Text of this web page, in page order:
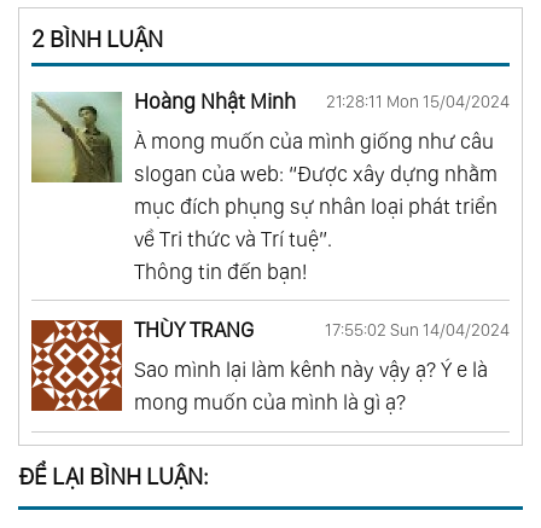
2 BÌNH LUẬN
Hoàng Nhật Minh 21:28:11 Mon 15/04/2024
À mong muốn của mình giống như câu
slogan của web: “Được xây dựng nhằm
mục đích phụng sự nhân loại phát triển
về Tri thức và Trí tuệ”.
Thông tin đến bạn!
THÙY TRANG 17:55:02 Sun 14/04/2024
Sao mình lại làm kênh này vậy ạ? Ý e là
mong muốn của mình là gì ạ?
ĐỂ LẠI BÌNH LUẬN: